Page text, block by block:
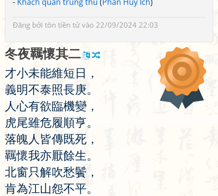
Đăng bởi tôn tiền tửvào 22/09/2024 22:03
冬夜羈懷其二
才小未能維短 日 ，
義明不泰照長庚。
人心有欲臨機變 ，
虎尾雖危履順亨。
落魄人 皆傳既死 ，
羈懷我亦厭餘生。
北窗只解吹愁鬢 ，
肯為江山怨不平。